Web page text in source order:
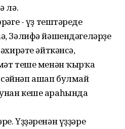
лә.
- үҙ тештәреңдең
Зәлифә йәшендәгеләрҙең
әйткәнсә,
теше менән ҡырҡа
ашап булмай
кеше араһында
Үҙҙәренән үҙҙәре